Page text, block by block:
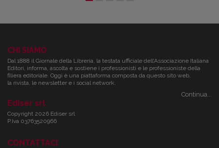
CHI SIAMO
Dal 1888 il Giornale della Libreria, la testata ufficiale dell’Associazione Italiana
Editori, informa, ascolta e sostiene i professionisti e le professioniste della
filiera editoriale. Oggi è una piattaforma composta da questo sito web,
la rivista, le newsletter e i social network.
Continua...
Ediser srl
Copyright 2026 Ediser srl
P.Iva 03763520966
CONTATTACI